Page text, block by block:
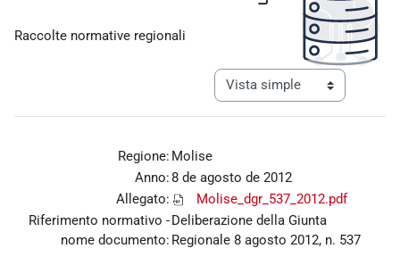
Raccolte normative regionali
Ver modo de navegación
Regione: Molise
Anno:8 de agosto de 2012
Allegato:
Molise_dgr_537_2012.pdf
Riferimento normativo -
nome documento:
Deliberazione della Giunta
Regionale 8 agosto 2012, n. 537